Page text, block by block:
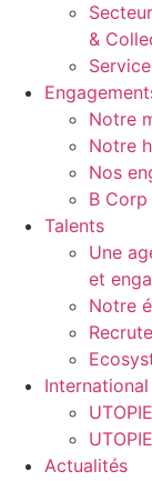
&
Notre
Notre
Nos
B Corp
Talents
Une
et
Notre
International
Actualités